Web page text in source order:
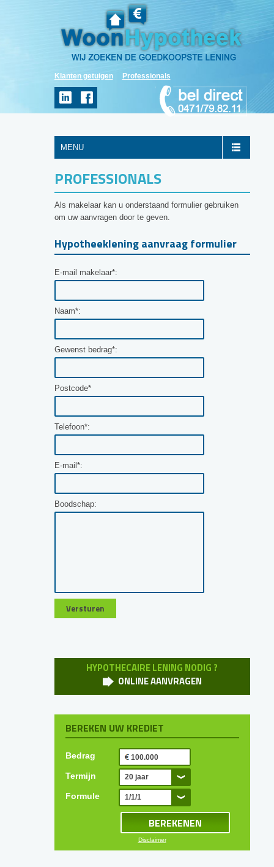
Klanten getuigen Professionals
MENU
PROFESSIONALS
Als makelaar kan u onderstaand formulier gebruiken
om uw aanvragen door te geven.
Hypotheeklening aanvraag formulier
E-mail makelaar*:
Naam*:
Gewenst bedrag*:
Postcode*
Telefoon*:
E-mail*:
Boodschap:
HYPOTHECAIRE LENING NODIG ?
ONLINE AANVRAGEN
BEREKEN UW KREDIET
Bedrag
Termijn 20 jaar
Formule 1/1/1
Disclaimer